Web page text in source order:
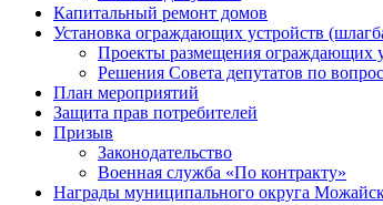
Капитальный ремонт домов
Установка ограждающих устройств
Проекты размещения ограждающих
Решения Совета депутатов по
План мероприятий
Защита прав потребителей
Призыв
Законодательство
Военная служба «По контракту»
Награды муниципального округа